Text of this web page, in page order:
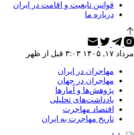
قوانین تابعیت و اقامت در ایران
درباره ما
مرداد ۱۷, ۱۴۰۵ ۳:۰۳ قبل از ظهر
مهاجران در ایران
مهاجران در جهان
پژوهش‌ها و آمارها
یادداشت‌های تحلیلی
اقتصاد مهاجرت
تاریخ مهاجرت به ایران